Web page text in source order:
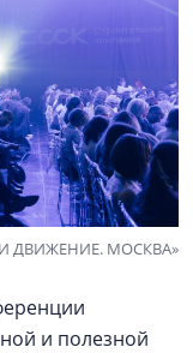
ДВИЖЕНИЕ. МОСКВА»
и полезной